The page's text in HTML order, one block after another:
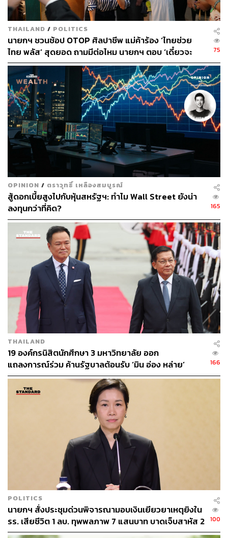
เดชาภิวัฒน์กล่าวว่า สำนักงบประมาณจะทำความเข้าใจกับ
ส่วนราชการว่า ความจำเป็นในการใช้จ่าย ไม่ว่าจะเป็นงบ
ประจำ งบลงทุน สามารถชะลอได้หรือไม่ สามารถใช้
มาตรการอื่นได้หรือไม่ หมายถึงเงินนอก เพื่อรักษาวงเงินงบ
ลงทุนในระบบเศรษฐกิจ ทั้งกระเป๋าซ้ายคือ เงินงบประมาณ
และกระเป๋าขวาคือ เงินนอก ให้สูงกว่าในปีที่ผ่านมา
“เลขาฯ สภาพัฒน์ได้กล่าวในที่ประชุมว่าต้องขอให้
รัฐวิสาหกิจลงทุนเพิ่ม สำหรับกระทรวงการคลังและสำนักงบ
ประมาณจะไปดูว่าโครงการไหนสามารถร่วมลงทุนระหว่าง
รัฐและเอกชนได้บ้าง”
ทั้งนี้เงินนอกคือกองทุนที่มีอยู่ เช่น กองทุนรวมโครงสร้างพื้น
ฐานเพื่ออนาคตประเทศไทย (TFF) หรือรัฐวิสาหกิจ การร่วม
ทุนระหว่างภาครัฐกับเอกชน (PPP)
สำหรับงบประมาณเกี่ยวกับการฟื้นฟูและเยียวยาผลกระทบ
จากการแพร่ระบาดของเชื้อไวรัสโคโรนา 2019 (โควิด-19)
ยังมีงบประมาณจากพระราชกำหนด (พ.ร.ก.) ให้อำนาจ
กระทรวงการคลังกู้เงินวงเงินไม่เกิน 1 ล้านล้านบาท ในส่วน
ของการเยียวยา 555,000 ล้านบาท และในส่วนของการฟื้นฟู
เศรษฐกิจ 400,000 ล้านบาท
นอกจากนี้ยังมีงบกลางและงบกลางรายการเงินสำรองจ่าย
เพื่อกรณีฉุกเฉินหรือจำเป็นที่ตั้งไว้ในแต่ละปี รวมแล้วทั้งหมด
ราว 4 แสนล้าน สามารถนำมาใช้ในการฟื้นฟูและเยียวยา
หรือผลกระทบสำหรับโควิด-19 ได้ถึงปีหน้า ไม่จำเป็นต้องกู้
เพิ่ม
พิสูจน์อักษร: พรนภัส ชำนาญค้า
สามารถติดตาม THE STANDARD WEALTH
ผ่านแอปพลิเคชันต่างๆ ที่คุณสะดวกหรือใช้งานอยู่แล้วได้เลย
กระทรวงกลาโหม
ประยุทธ์ จันทร์โอชา
นายกรัฐมนตรี
ธนาคารแห่งประเทศไทย
เงินงบประมาณรายจ่ายประจำปี 2563
สำนักงานสภาพัฒนาการเศรษฐกิจและสังคมแห่งชาติ
(สภาพัฒน์)
เดชาภิวัฒน์ ณ สงขลา
THAILAND / POLITICS
นายกฯ ชวนช้อป OTOP ศิลปาชีพ แม่ค้าร้อง ‘ไทยช่วย
ไทย พลัส’ สุดยอด ถามมีต่อไหม นายกฯ ตอบ ‘เดี๋ยวจะ
พยายาม’
75
OPINION / ตราวุทธิ์ เหลืองสมบูรณ์
สู้ดอกเบี้ยสูงไปกับหุ้นสหรัฐฯ: ทำไม Wall Street ยังน่า
ลงทุนกว่าที่คิด?
165
THAILAND
19 องค์กรนิสิตนักศึกษา 3 มหาวิทยาลัย ออก
แถลงการณ์ร่วม ค้านรัฐบาลต้อนรับ ‘มิน อ่อง หล่าย’
166
POLITICS
นายกฯ สั่งประชุมด่วนพิจารณามอบเงินเยียวยาเหตุยิงใน
รร. เสียชีวิต 1 ลบ. ทุพพลภาพ 7 แสนบาท บาดเจ็บสาหัส 2
แสนบาท บาดเจ็บเล็กน้อย 1 แสนบาท
100